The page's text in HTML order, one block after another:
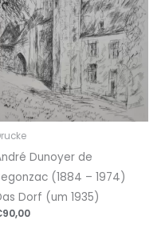
Dunoyer de
(1884 – 1974)
Dorf (um 1935)
90,00